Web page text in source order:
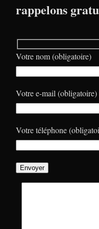
rappelons
Votre nom (obligatoire)
Votre e-mail (obligatoire)
Votre téléphone